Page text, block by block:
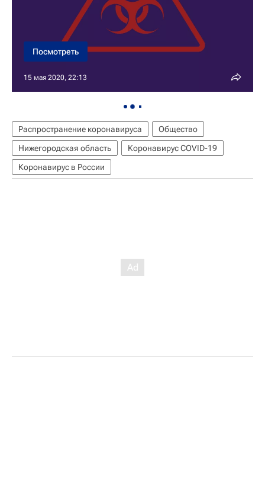
15 мая 2020, 22:13
Посмотреть
Распространение коронавируса
Общество
Нижегородская область
Коронавирус COVID-19
Коронавирус в России